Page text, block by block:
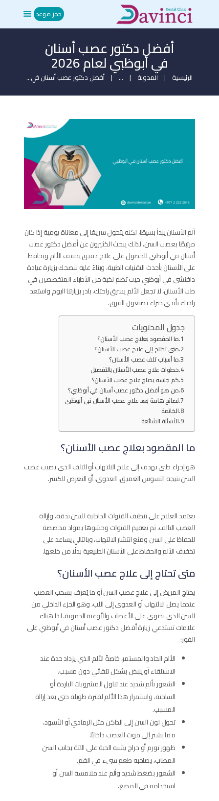
حجز موعد
أفضل دكتور عصب أسنان
في أبوظبي لعام 2026
الرئيسية المدونة ... أفضل دكتور عصب أسنان في...
الرئيسية
من نحن
العلاجات
تواصل معنا
حجز موعد
ألم الأسنان يبدأ بسيطًا، لكنه يتحول سريعًا إلى معاناة يومية إذا كان
مرتبطًا بعصب السن، لذلك يبحث الكثيرون عن أفضل دكتور عصب
أسنان في أبوظبي للحصول على علاج دقيق يخفف الألم ويحافظ
على الأسنان بأحدث التقنيات الطبية، وبناءً عليه ننصحك بزيارة عيادة
دافنشي في أبوظبي حيث تضم نخبة من الأطباء المتخصصين في
طب الأسنان، لا تجعل الألم يسرق راحتك، بادر بزيارتنا اليوم واستعد
راحتك بأيدي خبراء يصنعون الفرق.
جدول المحتويات
ما المقصود بعلاج عصب الأسنان؟
متى تحتاج إلى علاج عصب الأسنان؟
ما أسباب تلف عصب الأسنان؟
خطوات علاج عصب الأسنان بالتفصيل
كم جلسة يحتاج علاج عصب الأسنان؟
من هو أفضل دكتور عصب أسنان في أبوظبي؟
نصائح هامة بعد علاج عصب الأسنان في أبوظبي
الخاتمة
الأسئلة الشائعة
ما المقصود بعلاج عصب الأسنان؟
هو إجراء طبي يهدف إلى علاج الالتهاب أو التلف الذي يصيب عصب
السن نتيجة التسوس العميق، العدوى، أو التعرض للكسر.
يعتمد العلاج على تنظيف القنوات الداخلية للسن بدقة، وإزالة
العصب التالف، ثم تعقيم القنوات وحشوها بمواد مخصصة
للحفاظ على السن ومنع انتشار الالتهاب، وبالتالي يساعد على
تخفيف الألم والحفاظ على الأسنان الطبيعية بدلًا من خلعها.
متى تحتاج إلى علاج عصب الأسنان؟
يحتاج المريض إلى علاج عصب السن أو ما يُعرف بسحب العصب
عندما يصل الالتهاب أو العدوى إلى اللب، وهو الجزء الداخلي من
السن الذي يحتوي على الأعصاب والأوعية الدموية، لذا هناك
علامات تستدعي زيارة أفضل دكتور عصب أسنان في أبوظبي على
الفور:
الألم الحاد والمستمر، خاصةً الألم الذي يزداد حدة عند
الاستلقاء أو ينبض بشكل تلقائي دون مسبب.
الشعور بألم شديد عند تناول المشروبات الباردة أو
الساخنة، واستمرار هذا الألم لفترة طويلة حتى بعد إزالة
المسبب.
تحول لون السن إلى الداكن مثل الرمادي أو الأسود،
مما يشير إلى موت العصب داخليًا.
ظهور تورم أو خراج يشبه الحبة على اللثة بجانب السن
المصاب، يصاحبه طعم سيء في الفم.
الشعور بضغط شديد وألم عند ملامسة السن أو
استخدامه في المضغ.